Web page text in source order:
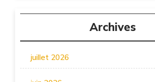
Archives
juillet 2026